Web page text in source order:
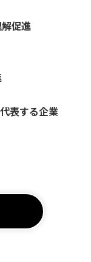
促進
表する企業